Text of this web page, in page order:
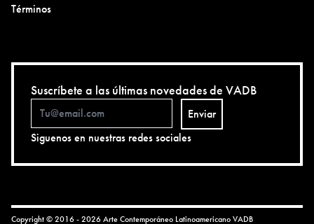
Términos
Suscríbete a las últimas novedades de VADB
Enviar
Siguenos en nuestras redes sociales
Copyright © 2016 - 2026 Arte Contemporáneo LatinoamericanoVADB